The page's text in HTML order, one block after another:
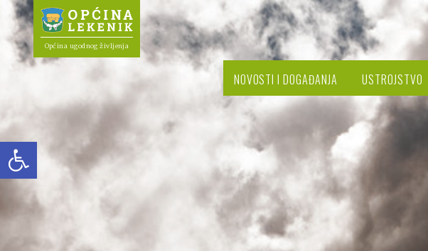
Open toolbar
Općina ugodnog življenja
NOVOSTI I DOGAĐANJA USTROJSTVO